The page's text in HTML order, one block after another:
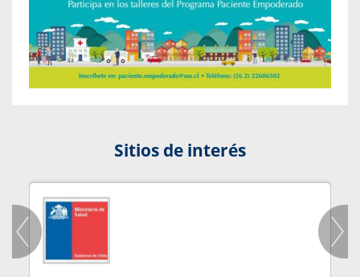
Sitios de interés